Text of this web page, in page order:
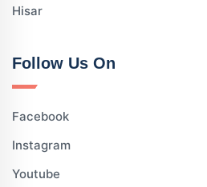
Hisar
Follow Us On
Facebook
Instagram
Youtube